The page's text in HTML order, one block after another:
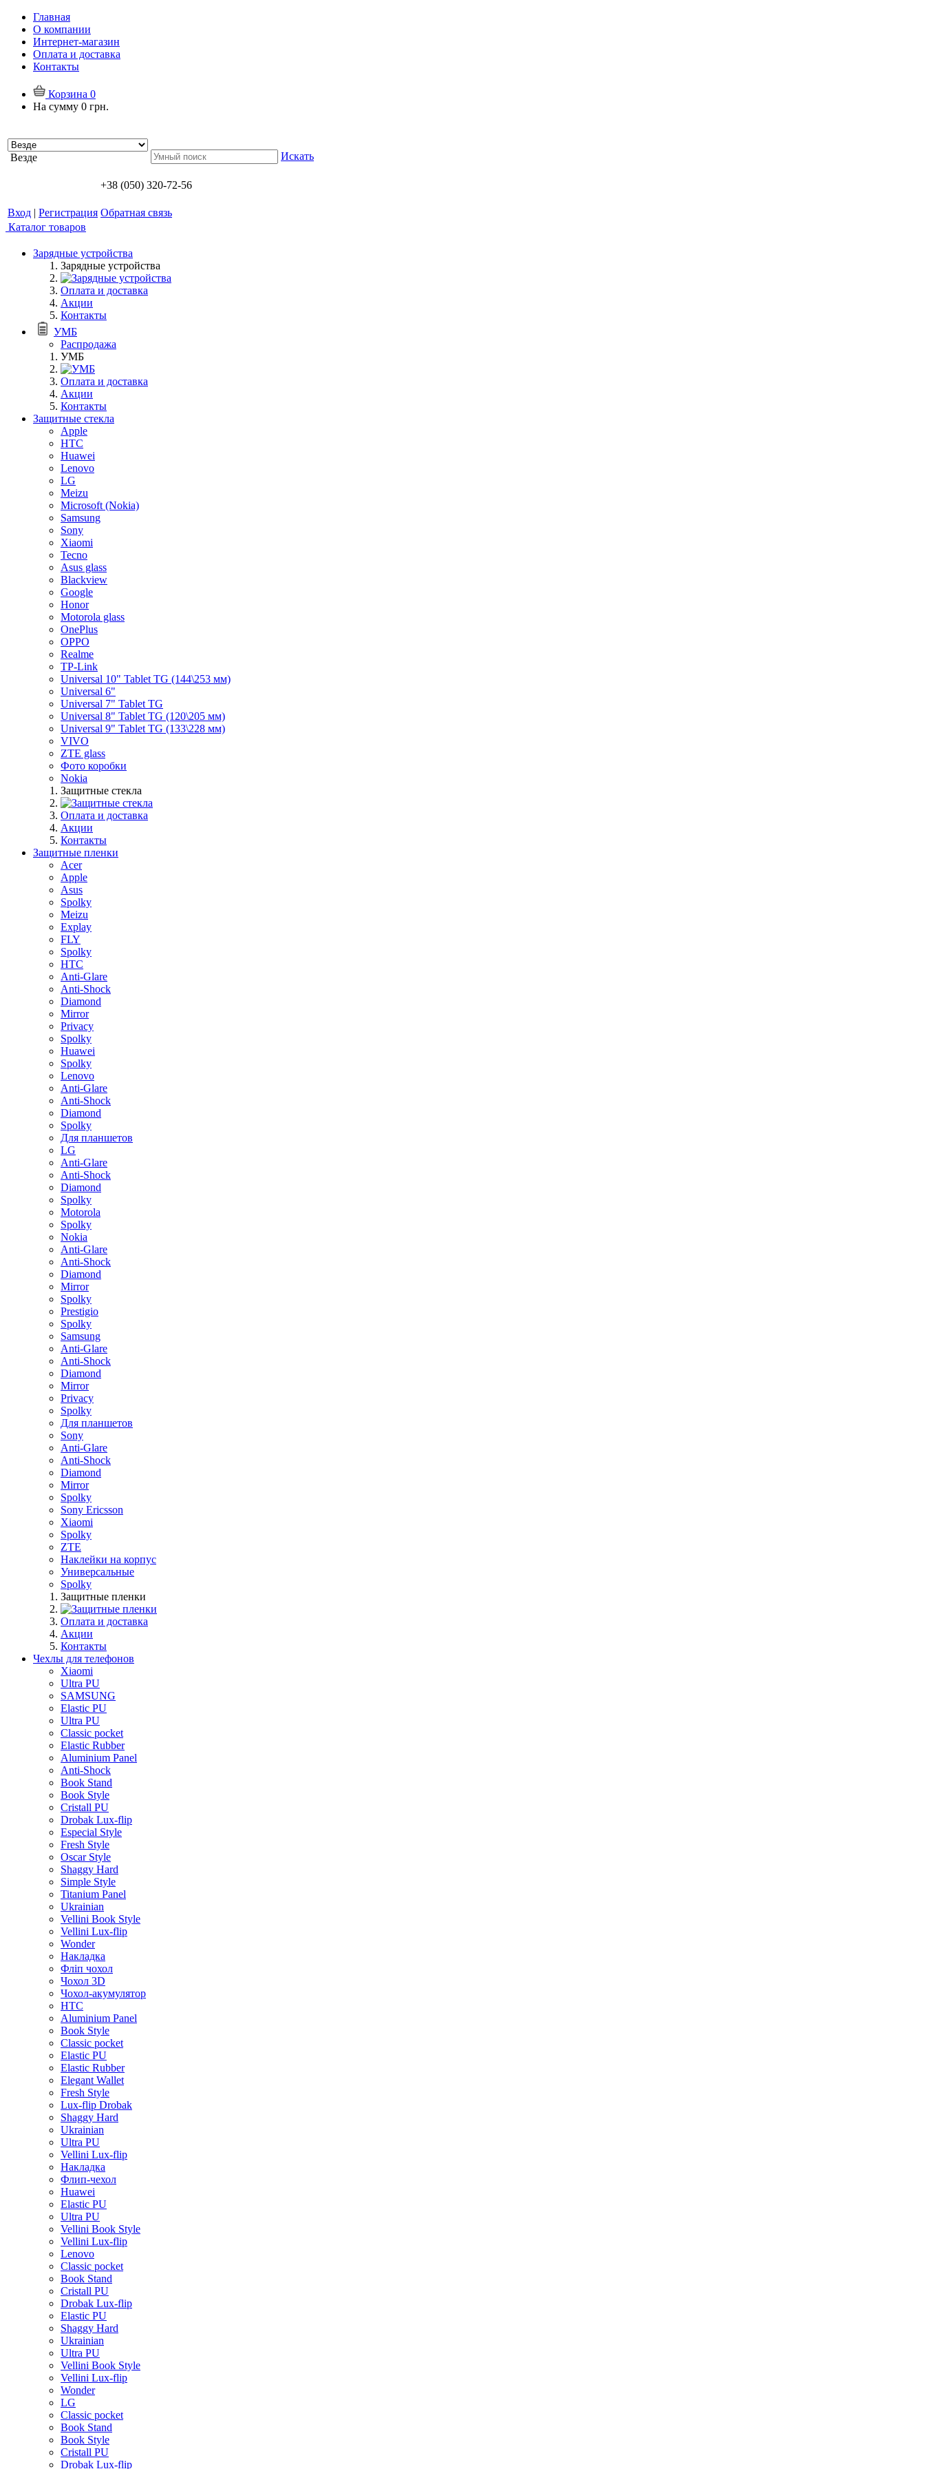
Главная
О компании
Интернет-магазин
Оплата и доставка
Контакты
Корзина 0
На сумму 0 грн.
Везде Искать
+38 (050) 320-72-56
Вход | Регистрация Обратная связь
Каталог товаров
Зарядные устройства
Зарядные устройства
Оплата и доставка
Акции
Контакты
УМБ
Распродажа
УМБ
Оплата и доставка
Акции
Контакты
Защитные стекла
Apple
HTC
Huawei
Lenovo
LG
Meizu
Microsoft (Nokia)
Samsung
Sony
Xiaomi
Tecno
Asus glass
Blackview
Google
Honor
Motorola glass
OnePlus
OPPO
Realme
TP-Link
Universal 10" Tablet TG (144\253 мм)
Universal 6"
Universal 7" Tablet TG
Universal 8" Tablet TG (120\205 мм)
Universal 9" Tablet TG (133\228 мм)
VIVO
ZTE glass
Фото коробки
Nokia
Защитные стекла
Оплата и доставка
Акции
Контакты
Защитные пленки
Acer
Apple
Asus
Spolky
Meizu
Explay
FLY
Spolky
HTC
Anti-Glare
Anti-Shock
Diamond
Mirror
Privacy
Spolky
Huawei
Spolky
Lenovo
Anti-Glare
Anti-Shock
Diamond
Spolky
Для планшетов
LG
Anti-Glare
Anti-Shock
Diamond
Spolky
Motorola
Spolky
Nokia
Anti-Glare
Anti-Shock
Diamond
Mirror
Spolky
Prestigio
Spolky
Samsung
Anti-Glare
Anti-Shock
Diamond
Mirror
Privacy
Spolky
Для планшетов
Sony
Anti-Glare
Anti-Shock
Diamond
Mirror
Spolky
Sony Ericsson
Xiaomi
Spolky
ZTE
Наклейки на корпус
Универсальные
Spolky
Защитные пленки
Оплата и доставка
Акции
Контакты
Чехлы для телефонов
Xiaomi
Ultra PU
SAMSUNG
Elastic PU
Ultra PU
Classic pocket
Elastic Rubber
Aluminium Panel
Anti-Shock
Book Stand
Book Style
Cristall PU
Drobak Lux-flip
Especial Style
Fresh Style
Oscar Style
Shaggy Hard
Simple Style
Titanium Panel
Ukrainian
Vellini Book Style
Vellini Lux-flip
Wonder
Накладка
Фліп чохол
Чохол 3D
Чохол-акумулятор
HTC
Aluminium Panel
Book Style
Classic pocket
Elastic PU
Elastic Rubber
Elegant Wallet
Fresh Style
Lux-flip Drobak
Shaggy Hard
Ukrainian
Ultra PU
Vellini Lux-flip
Накладка
Флип-чехол
Huawei
Elastic PU
Ultra PU
Vellini Book Style
Vellini Lux-flip
Lenovo
Classic pocket
Book Stand
Cristall PU
Drobak Lux-flip
Elastic PU
Shaggy Hard
Ukrainian
Ultra PU
Vellini Book Style
Vellini Lux-flip
Wonder
LG
Classic pocket
Book Stand
Book Style
Cristall PU
Drobak Lux-flip